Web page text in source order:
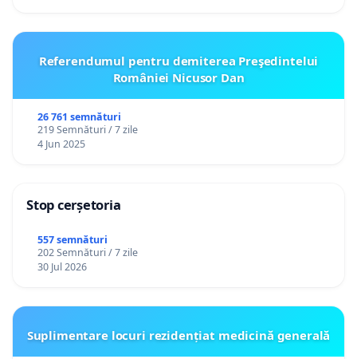
Referendumul pentru demiterea Preşedintelui
României Nicusor Dan
26 761 semnături
219 Semnături / 7 zile
4 Jun 2025
Stop cerșetoria
557 semnături
202 Semnături / 7 zile
30 Jul 2026
Suplimentare locuri rezidențiat medicină generală